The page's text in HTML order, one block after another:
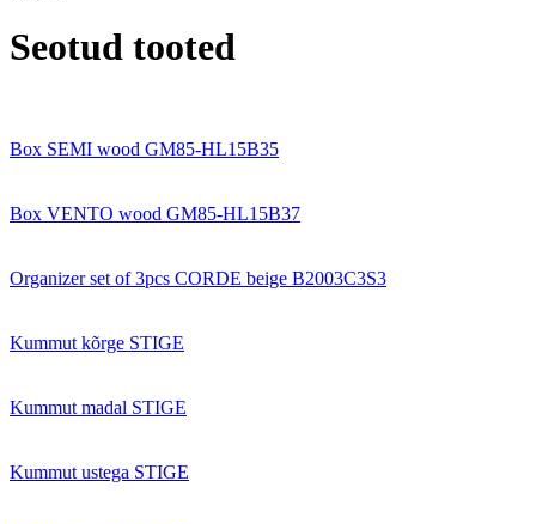
Seotud tooted
Box SEMI wood GM85-HL15B35
Box VENTO wood GM85-HL15B37
Organizer set of 3pcs CORDE beige B2003C3S3
Kummut kõrge STIGE
Kummut madal STIGE
Kummut ustega STIGE